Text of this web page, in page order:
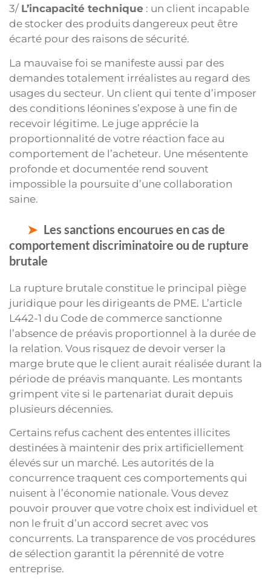
3/ L’incapacité technique : un client incapable
de stocker des produits dangereux peut être
écarté pour des raisons de sécurité.
La mauvaise foi se manifeste aussi par des
demandes totalement irréalistes au regard des
usages du secteur. Un client qui tente d’imposer
des conditions léonines s’expose à une fin de
recevoir légitime. Le juge apprécie la
proportionnalité de votre réaction face au
comportement de l’acheteur. Une mésentente
profonde et documentée rend souvent
impossible la poursuite d’une collaboration
saine.
Les sanctions encourues en cas de
comportement discriminatoire ou de rupture
brutale
La rupture brutale constitue le principal piège
juridique pour les dirigeants de PME. L’article
L442-1 du Code de commerce sanctionne
l’absence de préavis proportionnel à la durée de
la relation. Vous risquez de devoir verser la
marge brute que le client aurait réalisée durant la
période de préavis manquante. Les montants
grimpent vite si le partenariat durait depuis
plusieurs décennies.
Certains refus cachent des ententes illicites
destinées à maintenir des prix artificiellement
élevés sur un marché. Les autorités de la
concurrence traquent ces comportements qui
nuisent à l’économie nationale. Vous devez
pouvoir prouver que votre choix est individuel et
non le fruit d’un accord secret avec vos
concurrents. La transparence de vos procédures
de sélection garantit la pérennité de votre
entreprise.